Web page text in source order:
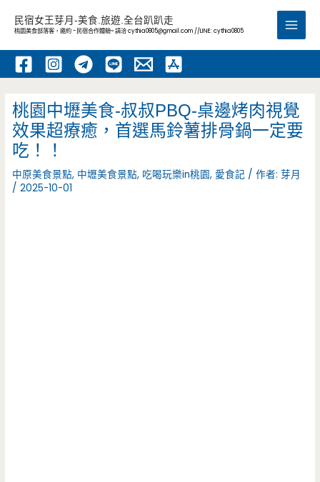
內
民宿女王芽月-美食.旅遊.全台趴趴走
桃園美食部落客，邀約 -民宿合作體驗~ 請洽cythia0805@gmail.com //LINE: cythia0805
Main
桃園中壢美食-叔叔PBQ-桌邊烤肉視覺
效果超療癒，首選馬鈴薯排骨鍋一定要
吃！！
中原美食景點, 中壢美食景點, 吃喝玩樂in桃園, 愛食記 / 作者:芽月
/2025-10-01